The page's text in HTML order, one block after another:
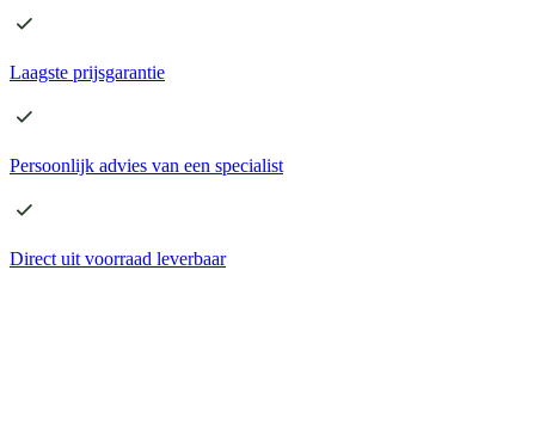
Laagste prijsgarantie
Persoonlijk advies van een specialist
Direct uit voorraad leverbaar